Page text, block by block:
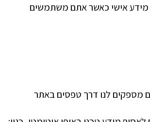
מידע אישי כאשר אתם משתמשים
מספקים לנו דרך טפסים באתר